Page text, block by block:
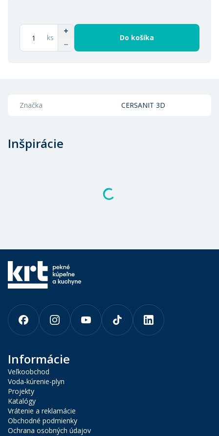
ks Do košíka
Značka CERSANIT 3D
Inšpirácie
Informácie
Veľkoobchod
Voda-kúrenie-plyn
Projekty
Katalógy
Vrátenie a reklamácie
Obchodné podmienky
Ochrana osobných údajov